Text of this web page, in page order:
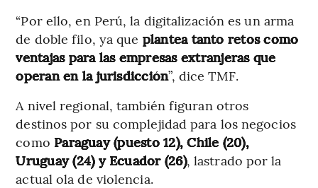
“Por ello, en Perú, la digitalización es un arma
de doble filo, ya que plantea tanto retos como
ventajas para las empresas extranjeras que
operan en la jurisdicción”, dice TMF.
A nivel regional, también figuran otros
destinos por su complejidad para los negocios
como Paraguay (puesto 12), Chile (20),
Uruguay (24) y Ecuador (26), lastrado por la
actual ola de violencia.